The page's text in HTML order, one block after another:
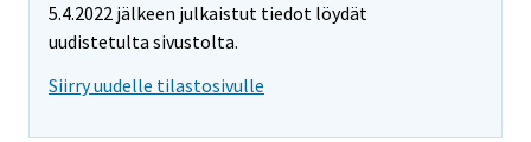
5.4.2022 jälkeen julkaistut tiedot löydät
uudistetulta sivustolta.
Siirry uudelle tilastosivulle